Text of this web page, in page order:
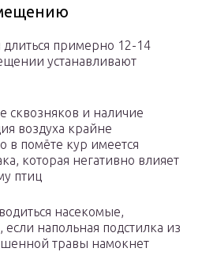
примерно 12-14
устанавливают
сквозняков и наличие
воздуха крайне
в помёте кур имеется
которая негативно влияет
птиц
насекомые,
напольная подстилка из
травы намокнет